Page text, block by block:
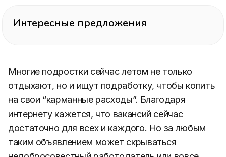
Интересные предложения
Многие подростки сейчас летом не только
отдыхают, но и ищут подработку, чтобы копить
на свои “карманные расходы”. Благодаря
интернету кажется, что вакансий сейчас
достаточно для всех и каждого. Но за любым
таким объявлением может скрываться